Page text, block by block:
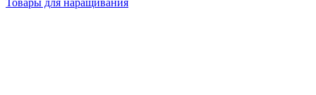
Товары для наращивания